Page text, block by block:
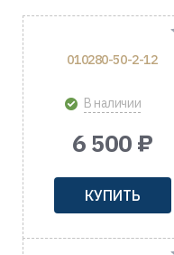
010280-50-2-12
В наличии
6 500 ₽
КУПИТЬ